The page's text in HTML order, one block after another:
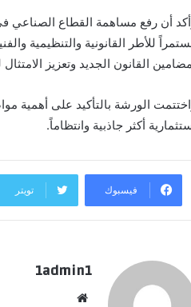
أن رفع مساهمة القطاع الصناعي
للأطر القانونية والتنظيمية
القانون الجديد وتعزيز الامتثال
الورشة بالتأكيد على أهمية
أكثر جاذبية وانتظاماً.
فيسبوك تويتر
1admin1